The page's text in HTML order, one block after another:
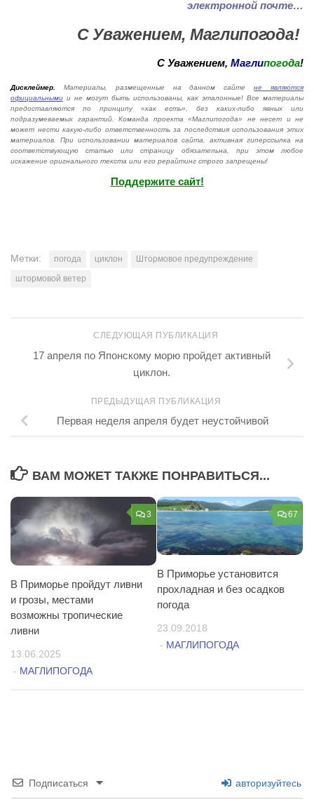
электронной почте…
С Уважением, Маглипогода!
С Уважением, Маглипогода!
Дисклеймер. Материалы, размещенные на данном сайтене являются
официальными и не могут быть использованы, как эталонные! Все материалы
предоставляются по принципу «как есть», без каких-либо явных или
подразумеваемых гарантий. Команда проекта «Маглипогода» не несет и не
может нести какую-либо ответственность за последствия использования этих
материалов. При использовании материалов сайта, активная гиперссылка на
соответствующую статью или страницу обязательна, при этом любое
искажение оригнального текста или его рерайтинг строго запрещены!
Поддержите сайт!
Метки: погода циклон
Штормовое предупреждение
штормовой ветер
СЛЕДУЮЩАЯ ПУБЛИКАЦИЯ
17 апреля по Японскому морю пройдет активный
циклон.
ПРЕДЫДУЩАЯ ПУБЛИКАЦИЯ
Первая неделя апреля будет неустойчивой
ВАМ МОЖЕТ ТАКЖЕ ПОНРАВИТЬСЯ...
3
В Приморье пройдут ливни
и грозы, местами
возможны тропические
ливни
13.06.2025
- МАГЛИПОГОДА
67
В Приморье установится
прохладная и без осадков
погода
23.09.2018
- МАГЛИПОГОДА
Подписаться авторизуйтесь